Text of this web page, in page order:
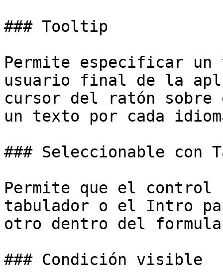
### Tooltip
Permite especificar
usuario final de la
cursor del ratón
un texto por cada
### Seleccionable con
Permite que el control
tabulador o el Intro
otro dentro del
### Condición visible